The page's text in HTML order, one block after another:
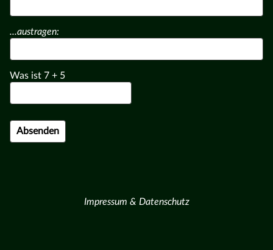
...austragen:
Was ist 7 + 5
Impressum & Datenschutz